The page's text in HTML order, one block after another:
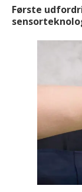
Første